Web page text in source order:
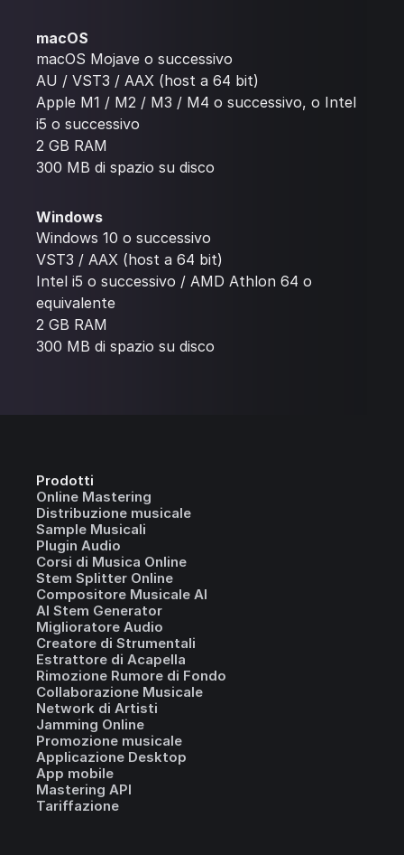
macOS
macOS Mojave o successivo
AU / VST3 / AAX (host a 64 bit)
Apple M1 / M2 / M3 / M4 o successivo, o Intel
i5 o successivo
2 GB RAM
300 MB di spazio su disco
Windows
Windows 10 o successivo
VST3 / AAX (host a 64 bit)
Intel i5 o successivo / AMD Athlon 64 o
equivalente
2 GB RAM
300 MB di spazio su disco
Prodotti
Online Mastering
Distribuzione musicale
Sample Musicali
Plugin Audio
Corsi di Musica Online
Stem Splitter Online
Compositore Musicale AI
AI Stem Generator
Miglioratore Audio
Creatore di Strumentali
Estrattore di Acapella
Rimozione Rumore di Fondo
Collaborazione Musicale
Network di Artisti
Jamming Online
Promozione musicale
Applicazione Desktop
App mobile
Mastering API
Tariffazione